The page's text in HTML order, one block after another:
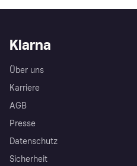
Klarna
Über uns
Karriere
AGB
Presse
Datenschutz
Sicherheit